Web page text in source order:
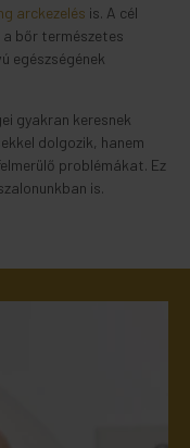
arckezelés is. A cél
a bőr természetes
egészségének
gyakran keresnek
dolgozik, hanem
problémákat. Ez
is.